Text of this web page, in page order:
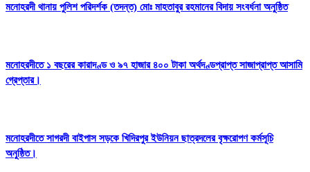
মনোহরদী থানায় পুলিশ পরিদর্শক (তদন্ত) মোঃ মাহতাবুর রহমানের বিদায় সংবর্ধনা অনুষ্ঠিত
মনোহরদীতে ১ বছরের কারাদণ্ড ও ৯৭ হাজার ৪০০ টাকা অর্থদণ্ডপ্রাপ্ত সাজাপ্রাপ্ত আসামি
গ্রেপ্তার।
মনোহরদীতে সাগরদী বাইপাস সড়কে খিদিরপুর ইউনিয়ন ছাত্রদলের বৃক্ষরোপণ কর্মসূচি
অনুষ্ঠিত।